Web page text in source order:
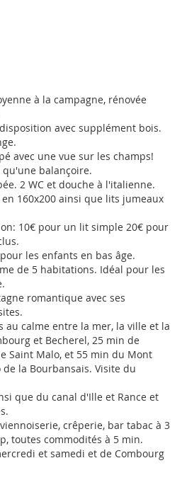
à la campagne, rénovée
avec supplément bois.
avec une vue sur les champs!
balançoire.
2 WC et douche à l'italienne.
160x200 ainsi que lits jumeaux
10€ pour un lit simple 20€ pour
les enfants en bas âge.
de 5 habitations. Idéal pour les
romantique avec ses
au calme entre la mer, la ville et la
et Becherel, 25 min de
Saint Malo, et 55 min du Mont
la Bourbansais. Visite du
que du canal d'Ille et Rance et
crêperie, bar tabac à 3
toutes commodités à 5 min.
et samedi et de Combourg